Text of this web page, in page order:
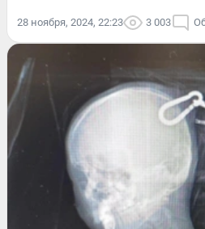
28 ноября, 2024, 22:23 3 003